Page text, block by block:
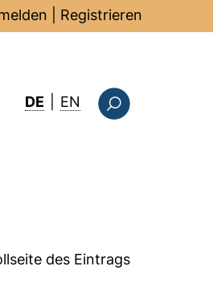
Registrieren
DE EN : this page in
des Eintrags